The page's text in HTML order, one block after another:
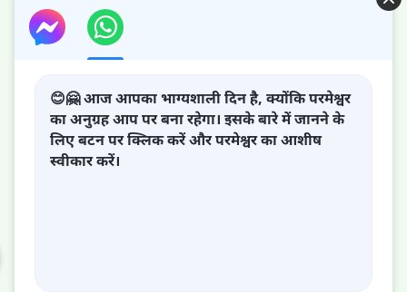
😊🤗 आज आपका भाग्यशाली दिन है, क्योंकि परमेश्वर
का अनुग्रह आप पर बना रहेगा। इसके बारे में जानने के
लिए बटन पर क्लिक करें और परमेश्वर का आशीष
स्वीकार करें।